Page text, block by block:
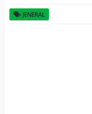
JENERAL